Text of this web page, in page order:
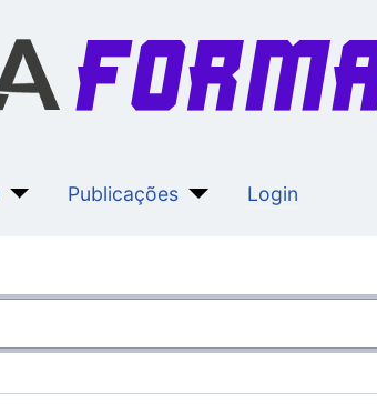
Publicações Login